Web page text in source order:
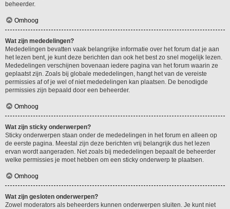
beheerder.
Omhoog
Wat zijn mededelingen?
Mededelingen bevatten vaak belangrijke informatie over het forum dat je aan
het lezen bent, je kunt deze berichten dan ook het best zo snel mogelijk lezen.
Mededelingen verschijnen bovenaan iedere pagina van het forum waarin ze
geplaatst zijn. Zoals bij globale mededelingen, hangt het van de vereiste
permissies af of je wel of niet mededelingen kan plaatsen. De benodigde
permissies zijn bepaald door een beheerder.
Omhoog
Wat zijn sticky onderwerpen?
Sticky onderwerpen staan onder de mededelingen in het forum en alleen op
de eerste pagina. Meestal zijn deze berichten vrij belangrijk dus het lezen
ervan wordt aangeraden. Net zoals bij mededelingen bepaalt de beheerder
welke permissies je moet hebben om een sticky onderwerp te plaatsen.
Omhoog
Wat zijn gesloten onderwerpen?
Zowel moderators als beheerders kunnen onderwerpen sluiten. Je kunt niet